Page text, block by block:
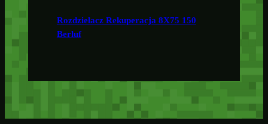
Rozdzielacz Rekuperacja 8X75 150
Berluf